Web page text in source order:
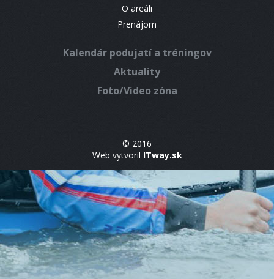
O areáli
Prenájom
Kalendár podujatí a tréningov
Aktuality
Foto/Video zóna
© 2016
Web vytvoril ITway.sk